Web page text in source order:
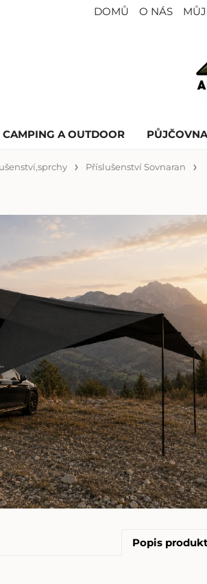
DOMŮ O NÁS
CAMPING A OUTDOOR
Příslušenství Sovnaran
Popis